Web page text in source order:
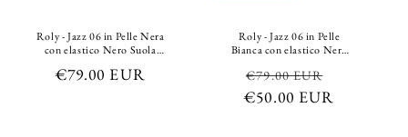
Roly - Jazz 06 in Pelle Nera
con elastico Nero Suola
Prezzo
€79.00 EUR
Roly - Jazz 06 in Pelle
Bianca con elastico Nero
Prezzo
di
€79.00 EUR
scontato
€50.00 EUR